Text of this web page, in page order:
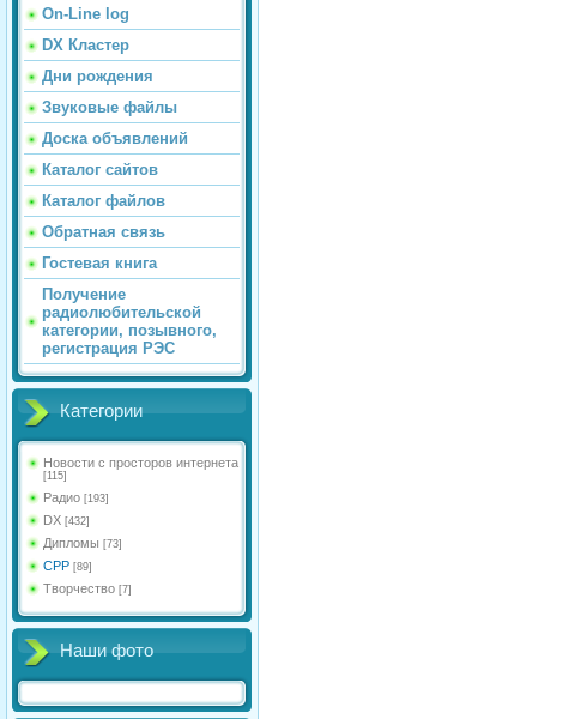
On-Line log
DX Кластер
Дни рождения
Звуковые файлы
Доска объявлений
Каталог сайтов
Каталог файлов
Обратная связь
Гостевая книга
Получение
радиолюбительской
категории, позывного,
регистрация РЭС
Категории
Новости с просторов интернета
[115]
Радио [193]
DX [432]
Дипломы [73]
СРР [89]
Творчество [7]
Наши фото